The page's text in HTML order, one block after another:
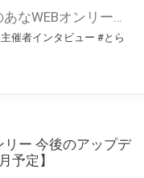
こんにちは、とらのあなWEBオンリー運営スタッフです。 新たにお届けする、イベント主催者インタビュー-マルシェ編-は、 とらのあなWEBオンリー「マルシェ」をご利用した主催様に 「マルシェ」を使って開催した感想や心がけをお聞きする企画です。 今回は、WEBオンリー開催7回目迎えた「マレシルプラン – Online7 –」より、 主催の玉川うた様にお話を伺いました。 ▼マレシルプランのインタビュー前回記事 「イベント主催者インタビュー vol.6」はこちら 協力：玉川うた様（マレシルプラン実行委員会 代表）／イベント公式Twitter（@mallesil_plan） とらのあなWEBオンリー「マルシェ」とは？ WEBオンリーでリアルタイムでコミュニケーションがとれるオンライン会場です。
催者インタビュー #とら
リー 今後のアップデ
予定】